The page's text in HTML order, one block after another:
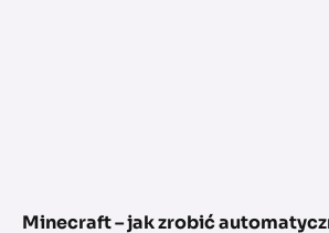
Minecraft – jak zrobić